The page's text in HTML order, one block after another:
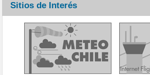
Sitios de Interés